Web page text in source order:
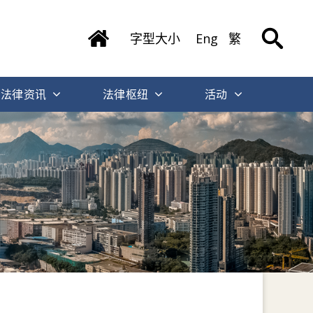
字型大小 Eng 繁
法律资讯 法律枢纽 活动